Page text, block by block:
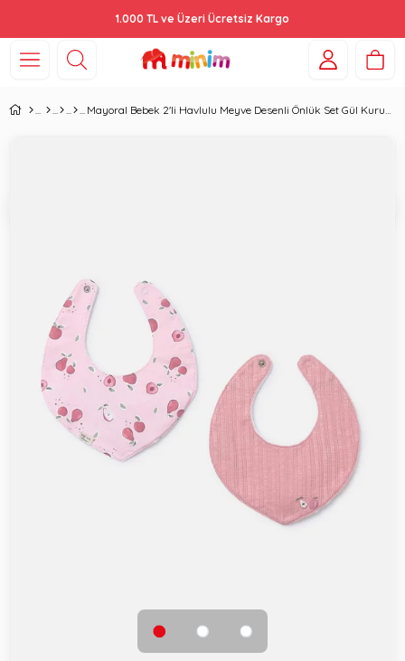
1.000 TL ve Üzeri Ücretsiz Kargo
Mayoral Bebek 2'li Havlulu Meyve Desenli Önlük Set Gül Kurusu 9073